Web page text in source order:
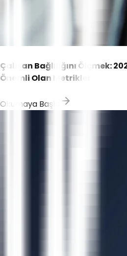
Çalışan Bağlılığını Ölçmek:
Önemli Olan Metrikler
Okumaya Başla